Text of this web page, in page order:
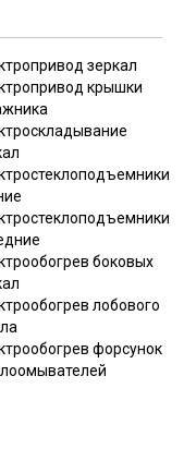
зеркал
крышки
боковых
лобового
форсунок